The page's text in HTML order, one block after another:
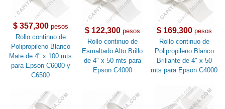
$ 357,300pesos
Rollo continuo de
Polipropileno Blanco
Mate de 4" x 100 mts
para Epson C6000 y
C6500
$ 122,300pesos
Rollo continuo de
Esmaltado Alto Brillo
de 4" x 50 mts para
Epson C4000
$ 169,300pesos
Rollo continuo de
Polipropileno Blanco
Brillante de 4" x 50
mts para Epson C4000